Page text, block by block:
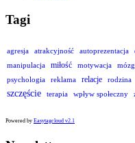
Tagi
agresja atrakcyjność autoprezentacja
manipulacja
miłość motywacja mózg
psychologia
reklama relacje rodzina
szczęście terapia wpływ społeczny
Powered by Easytagcloud v2.1